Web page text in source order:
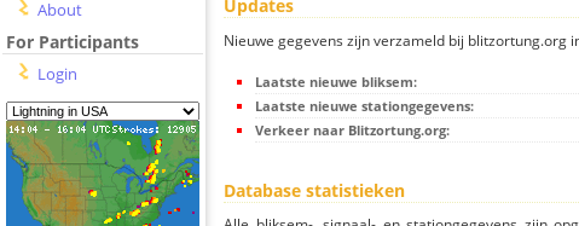
About
For Participants
Login
Updates
Nieuwe gegevens zijn verzameld bij blitzortung.org
Laatste nieuwe bliksem:
Laatste nieuwe stationgegevens:
Verkeer naar Blitzortung.org:
Database statistieken